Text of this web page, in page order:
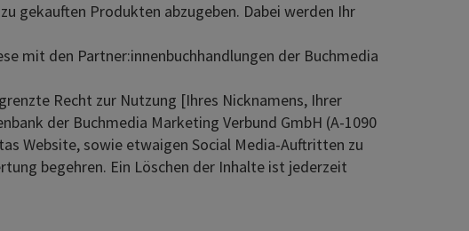
zu gekauften Produkten abzugeben. Dabei werden Ihr
mit den Partner:innenbuchhandlungen der Buchmedia
Recht zur Nutzung [Ihres Nicknamens, Ihrer
der Buchmedia Marketing Verbund GmbH (A-1090
Website, sowie etwaigen Social Media-Auftritten zu
begehren. Ein Löschen der Inhalte ist jederzeit